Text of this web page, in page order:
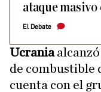
ataque masivo
El Debate
Ucrania
de combustible
cuenta con el